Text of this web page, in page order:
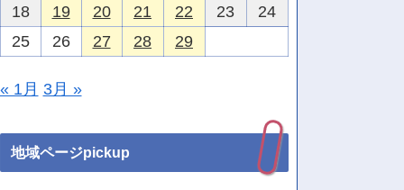
18
19 20 21 22 23
24
25
26 27 28 29
« 1月 3月 »
地域ページpickup